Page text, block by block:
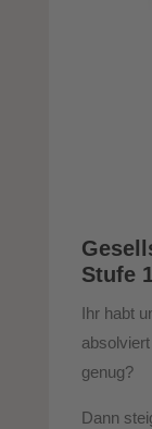
Stufe
Ihr habt
genug?
Dann